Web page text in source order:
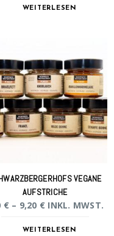
WEITERLESEN
VEGANE
AUFSTRICHE
€ – 9,20 € INKL. MWST.
WEITERLESEN